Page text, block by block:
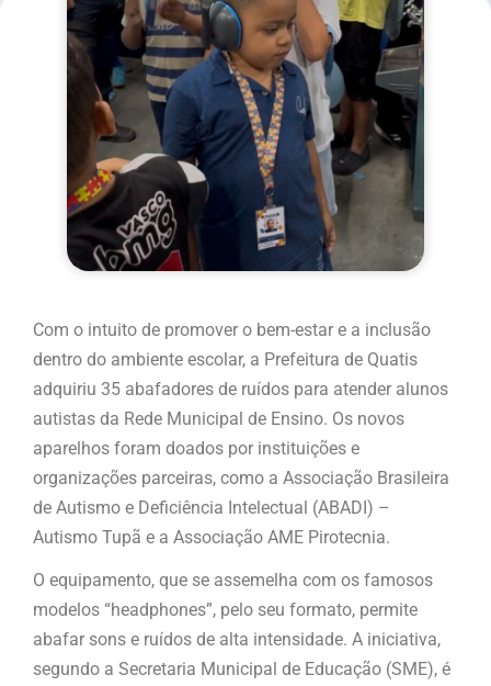
Com o intuito de promover o bem-estar e a inclusão
dentro do ambiente escolar, a Prefeitura de Quatis
adquiriu 35 abafadores de ruídos para atender alunos
autistas da Rede Municipal de Ensino. Os novos
aparelhos foram doados por instituições e
organizações parceiras, como a Associação Brasileira
de Autismo e Deficiência Intelectual (ABADI) –
Autismo Tupã e a Associação AME Pirotecnia.
O equipamento, que se assemelha com os famosos
modelos “headphones”, pelo seu formato, permite
abafar sons e ruídos de alta intensidade. A iniciativa,
segundo a Secretaria Municipal de Educação (SME), é